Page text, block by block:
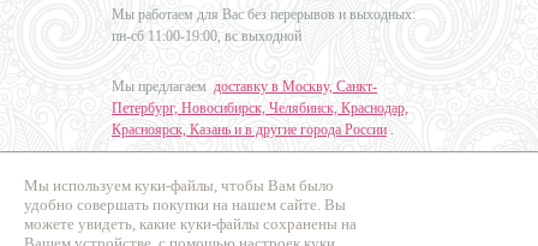
Мы используем куки-файлы, чтобы Вам было
удобно совершать покупки на нашем сайте. Вы
можете увидеть, какие куки-файлы сохранены на
Мы работаем для Вас без перерывов и выходных:
пн-сб 11:00-19:00, вс выходной
Мы предлагаем доставку в Москву, Санкт-
Петербург, Новосибирск, Челябинск, Краснодар,
Красноярск, Казань и в другие города России .
Дизайн - Наталья Мальцева
Продвижение сайтов